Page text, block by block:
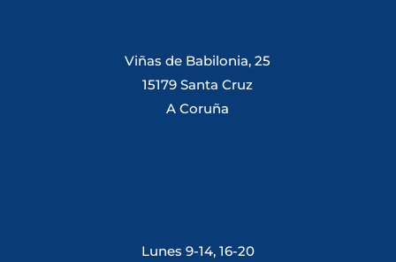
Viñas de Babilonia, 25
15179 Santa Cruz
A Coruña
Lunes 9-14, 16-20